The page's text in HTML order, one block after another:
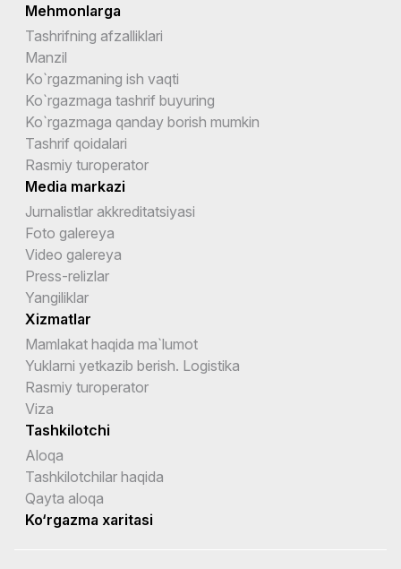
Mehmonlarga
Tashrifning afzalliklari
Manzil
Ko`rgazmaning ish vaqti
Ko`rgazmaga tashrif buyuring
Ko`rgazmaga qanday borish mumkin
Tashrif qoidalari
Rasmiy turoperator
Media markazi
Jurnalistlar akkreditatsiyasi
Foto galereya
Video galereya
Press-relizlar
Yangiliklar
Xizmatlar
Mamlakat haqida ma`lumot
Yuklarni yetkazib berish. Logistika
Rasmiy turoperator
Viza
Tashkilotchi
Aloqa
Tashkilotchilar haqida
Qayta aloqa
Ko‘rgazma xaritasi